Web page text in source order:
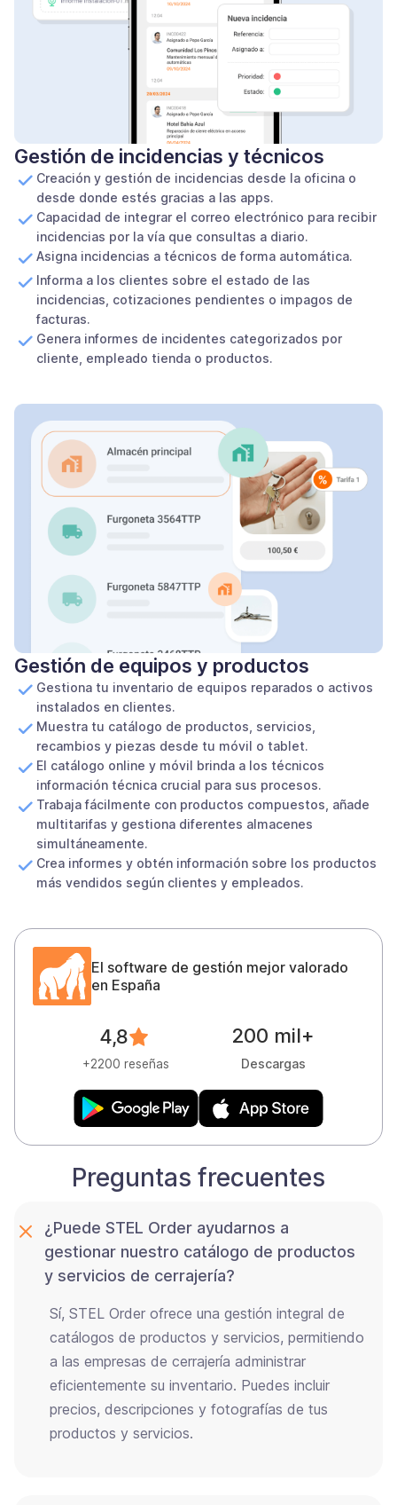
Gestión de incidencias y técnicos
Creación y gestión de incidencias desde la oficina o
desde donde estés gracias a las apps.
Capacidad de integrar el correo electrónico para recibir
incidencias por la vía que consultas a diario.
Asigna incidencias a técnicos de forma automática.
Informa a los clientes sobre el estado de las
incidencias, cotizaciones pendientes o impagos de
facturas.
Genera informes de incidentes categorizados por
cliente, empleado tienda o productos.
Gestión de equipos y productos
Gestiona tu inventario de equipos reparados o activos
instalados en clientes.
Muestra tu catálogo de productos, servicios,
recambios y piezas desde tu móvil o tablet.
El catálogo online y móvil brinda a los técnicos
información técnica crucial para sus procesos.
Trabaja fácilmente con productos compuestos, añade
multitarifas y gestiona diferentes almacenes
simultáneamente.
Crea informes y obtén información sobre los productos
más vendidos según clientes y empleados.
El software de gestión mejor valorado
en España
4,8
+2200 reseñas
200 mil+
Descargas
Preguntas frecuentes
¿Puede STEL Order ayudarnos a
gestionar nuestro catálogo de productos
y servicios de cerrajería?
Sí, STEL Order ofrece una gestión integral de
catálogos de productos y servicios, permitiendo
a las empresas de cerrajería administrar
eficientemente su inventario. Puedes incluir
precios, descripciones y fotografías de tus
productos y servicios.